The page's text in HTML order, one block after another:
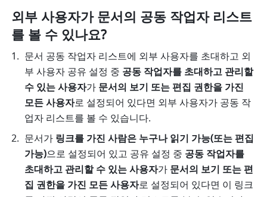
외부 사용자가 문서의 공동 작업자 리스트
를 볼 수 있나요?
문서 공동 작업자 리스트에 외부 사용자를 초대하고 외
부 사용자 공유 설정 중 공동 작업자를 초대하고 관리할
수 있는 사용자가 문서의 보기 또는 편집 권한을 가진
모든 사용자로 설정되어 있다면 외부 사용자가 공동 작
업자 리스트를 볼 수 있습니다.
문서가 링크를 가진 사람은 누구나 읽기 가능(또는 편집
가능)으로 설정되어 있고 공유 설정 중 공동 작업자를
초대하고 관리할 수 있는 사용자가 문서의 보기 또는 편
집 권한을 가진 모든 사용자로 설정되어 있다면 이 링크